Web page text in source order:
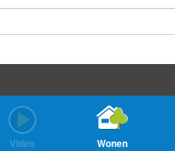
Video Wonen